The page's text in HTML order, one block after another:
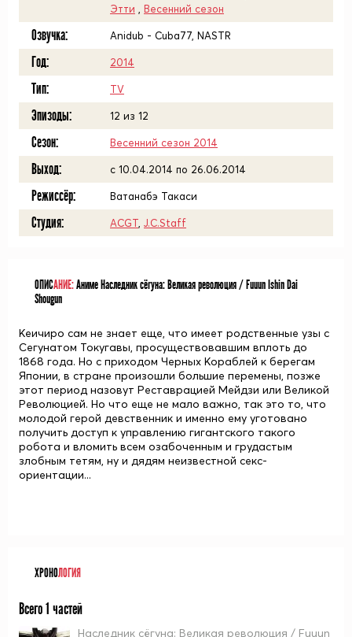
Этти
Весенний сезон
Озвучка: Anidub - Cuba77, NASTR
Год: 2014
Тип: TV
Эпизоды: 12 из 12
Сезон: Весенний сезон 2014
Выход: c 10.04.2014 по 26.06.2014
Режиссёр: Ватанабэ Такаси
Студия: ACGT J.C.Staff
ОПИСАНИЕ:Аниме Наследник сёгуна: Великая революция / Fuuun Ishin Dai
Shougun
Кеичиро сам не знает еще, что имеет родственные узы с
Сегунатом Токугавы, просуществовавшим вплоть до
1868 года. Но с приходом Черных Кораблей к берегам
Японии, в стране произошли большие перемены, позже
этот период назовут Реставрацией Мейдзи или Великой
Революцией. Но что еще не мало важно, так это то, что
молодой герой девственник и именно ему уготовано
получить доступ к управлению гигантского такого
робота и вломить всем озабоченным и грудастым
злобным тетям, ну и дядям неизвестной секс-
ориентации...
ХРОНОЛОГИЯ
Всего 1 частей
Наследник сёгуна: Великая революция / Fuuun